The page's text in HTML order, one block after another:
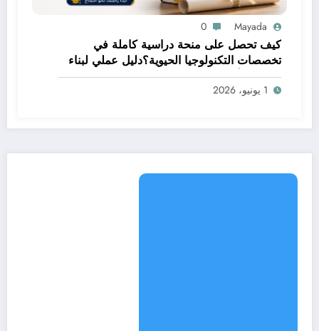
Mayada
0
كيف تحصل على منحة دراسية كاملة في
تخصصات التكنولوجيا الحيوية؟دليل عملي لبناء
مستقبل أكاديمي مميز
1 يونيو، 2026